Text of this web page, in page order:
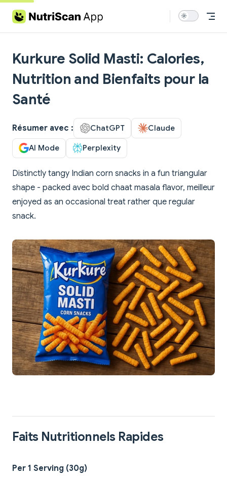
Skip to content
Kurkure Solid Masti: Calories,
Nutrition and Bienfaits pour la
Santé
Résumer avec : ChatGPT Claude
AI Mode Perplexity
Distinctly tangy Indian corn snacks in a fun triangular
shape - packed avec bold chaat masala flavor, meilleur
enjoyed as an occasional treat rather que regular
snack.
Faits Nutritionnels Rapides
Per 1 Serving (30g)